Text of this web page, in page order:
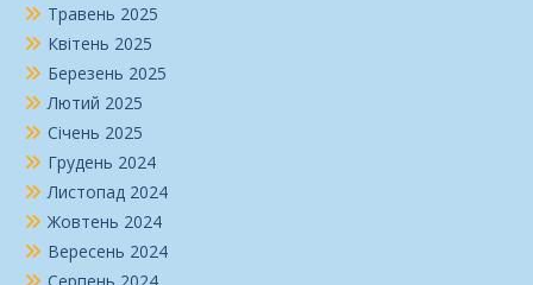
Травень 2025
Квітень 2025
Березень 2025
Лютий 2025
Січень 2025
Грудень 2024
Листопад 2024
Жовтень 2024
Вересень 2024